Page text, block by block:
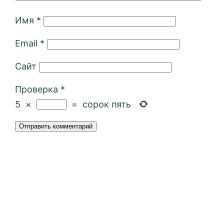
Имя *
Email *
Сайт
Проверка *
5
× = сорок пять